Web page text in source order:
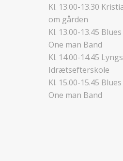
Kl. 13.00-13.30
om gården
Kl. 13.00-13.45
One man Band
Kl. 14.00-14.45 Lyngs
Idrætsefterskole
Kl. 15.00-15.45
One man Band